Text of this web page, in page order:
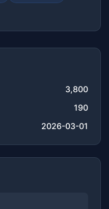
3,800
190
2026-03-01